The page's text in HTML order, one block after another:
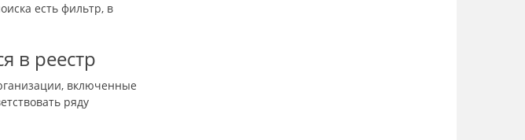
есть фильтр, в
в реестр
включенные
ряду